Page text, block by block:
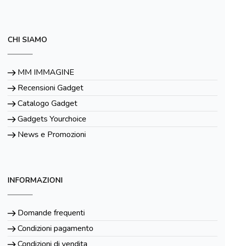
CHI SIAMO
MM IMMAGINE
Recensioni Gadget
Catalogo Gadget
Gadgets Yourchoice
News e Promozioni
INFORMAZIONI
Domande frequenti
Condizioni pagamento